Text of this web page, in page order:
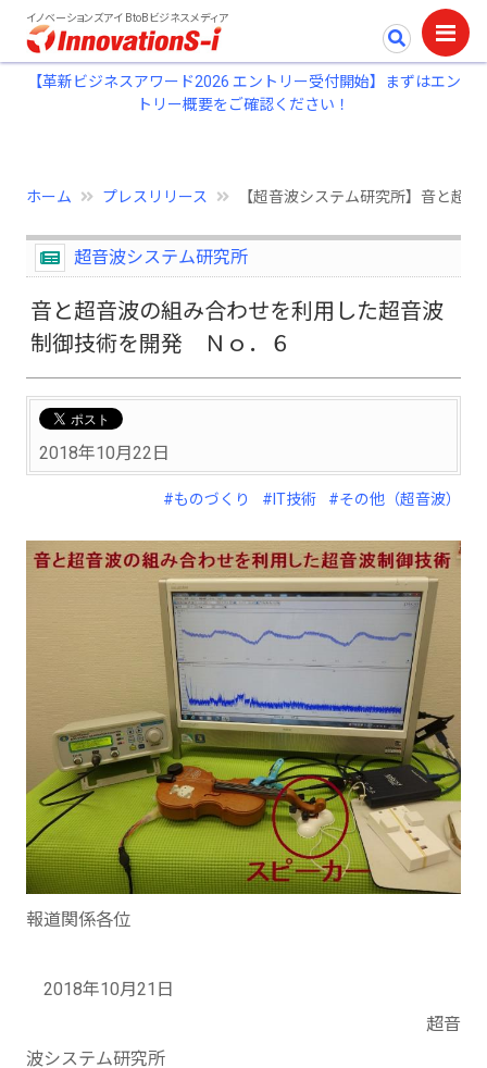
イノベーションズアイ BtoBビジネスメディア
【革新ビジネスアワード2026 エントリー受付開始】まずはエン
トリー概要をご確認ください！
ホーム プレスリリース 【超音波システム研究所】音と超
超音波システム研究所
音と超音波の組み合わせを利用した超音波
制御技術を開発 Ｎｏ．６
2018年10月22日
#ものづくり #IT技術 #その他（超音波）
報道関係各位
2018年10月21日
超音
波システム研究所